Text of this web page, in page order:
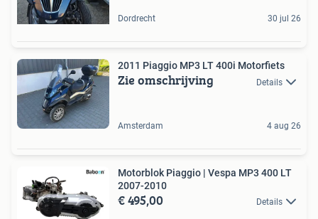
Dordrecht 30 jul 26
2011 Piaggio MP3 LT 400i Motorfiets
Zie omschrijving Details
Amsterdam 4 aug 26
Motorblok Piaggio | Vespa MP3 400 LT
2007-2010
€ 495,00 Details